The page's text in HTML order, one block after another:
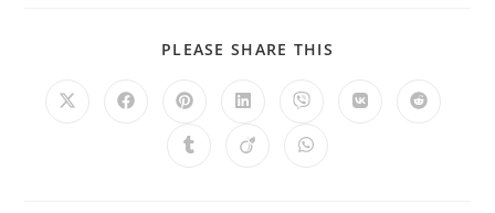
PLEASE SHARE THIS